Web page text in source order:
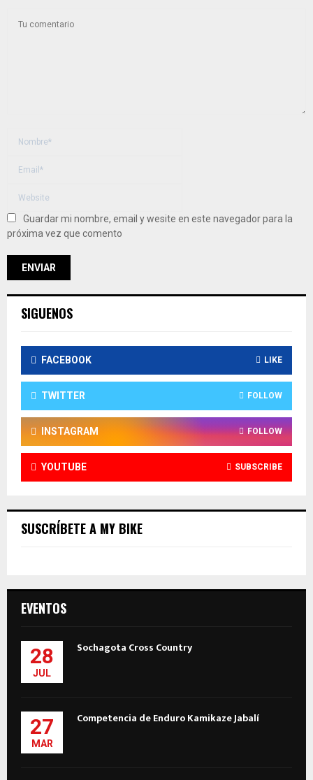
Guardar mi nombre, email y wesite en este navegador para la
próxima vez que comento
SIGUENOS
FACEBOOK LIKE
TWITTER FOLLOW
INSTAGRAM FOLLOW
YOUTUBE SUBSCRIBE
SUSCRÍBETE A MY BIKE
EVENTOS
28
JUL
Sochagota Cross Country
27
MAR
Competencia de Enduro Kamikaze Jabalí